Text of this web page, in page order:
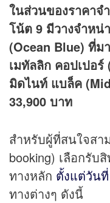
ในส่วนของราคา
โน้ต 9 มีวางจำหน่
(Ocean Blue) ที่ม
เมทัลลิก คอปเปอ
มิดไนท์ แบล็ค
33,900 บาท
สำหรับผู้ที่สนใจสา
booking) เลือกรับ
ทางหลัก ตั้งแต่วัน
ทางต่างๆ ดังนี้